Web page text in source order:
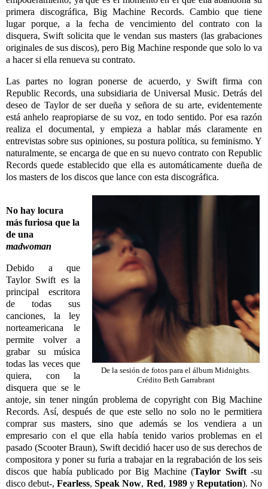
primera discográfica, Big Machine Records. Cambio que tiene
lugar porque, a la fecha de vencimiento del contrato con la
disquera, Swift solicita que le vendan sus masters (las grabaciones
originales de sus discos), pero Big Machine responde que solo lo va
a hacer si ella renueva su contrato.
Las partes no logran ponerse de acuerdo, y Swift firma con
Republic Records, una subsidiaria de Universal Music. Detrás del
deseo de Taylor de ser dueña y señora de su arte, evidentemente
está anhelo reapropiarse de su voz, en todo sentido. Por esa razón
realiza el documental, y empieza a hablar más claramente en
entrevistas sobre sus opiniones, su postura política, su feminismo. Y
naturalmente, se encarga de que en su nuevo contrato con Republic
Records quede establecido que ella es automáticamente dueña de
los masters de los discos que lance con esta discográfica.
De la sesión de fotos para el álbum Midnights.
Crédito Beth Garrabrant
No hay locura
más furiosa que la
de una
madwoman
Debido a que
Taylor Swift es la
principal escritora
de todas sus
canciones, la ley
norteamericana le
permite volver a
grabar su música
todas las veces que
quiera, con la
disquera que se le
antoje, sin tener ningún problema de copyright con Big Machine
Records. Así, después de que este sello no solo no le permitiera
comprar sus masters, sino que además se los vendiera a un
empresario con el que ella había tenido varios problemas en el
pasado (Scooter Braun), Swift decidió hacer uso de sus derechos de
compositora y poner su furia a trabajar en la regrabación de los seis
discos que había publicado por Big Machine (Taylor Swift-su
disco debut-,Fearless,Speak Now, Red, 1989y Reputation). No